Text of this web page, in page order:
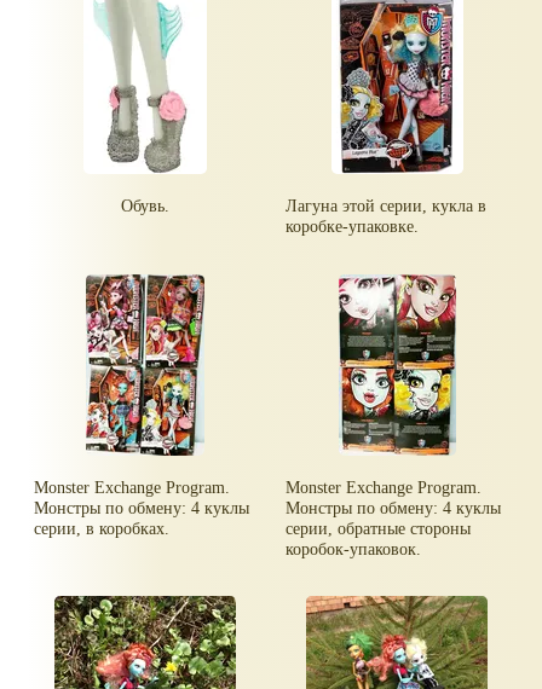
Обувь.
Лагуна этой серии, кукла в
коробке-упаковке.
Monster Exchange Program.
Монстры по обмену: 4 куклы
серии, в коробках.
Monster Exchange Program.
Монстры по обмену: 4 куклы
серии, обратные стороны
коробок-упаковок.